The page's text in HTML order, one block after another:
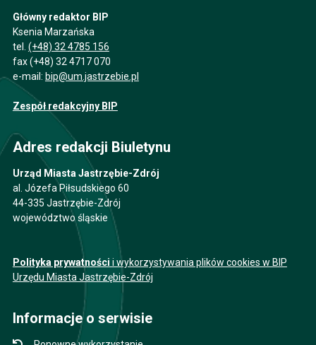
Główny redaktor BIP
Ksenia Marzańska
tel. (+48) 32 4785 156
fax (+48) 32 4717 070
e-mail: bip@um.jastrzebie.pl
Zespół redakcyjny BIP
Adres redakcji Biuletynu
Urząd Miasta Jastrzębie-Zdrój
al. Józefa Piłsudskiego 60
44-335 Jastrzębie-Zdrój
województwo śląskie
Polityka prywatności i wykorzystywania plików cookies w BIP
Urzędu Miasta Jastrzębie-Zdrój
Informacje o serwisie